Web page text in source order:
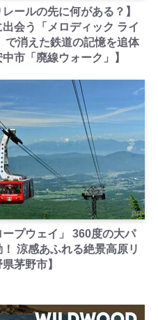
レールの先に何がある？】
会う「メロディック ライ
で消えた鉄道の記憶を追体
市「廃線ウォーク」】
PR
ープウェイ」 360度の大パ
！ 涼感あふれる絶景高原リ
茅野市】